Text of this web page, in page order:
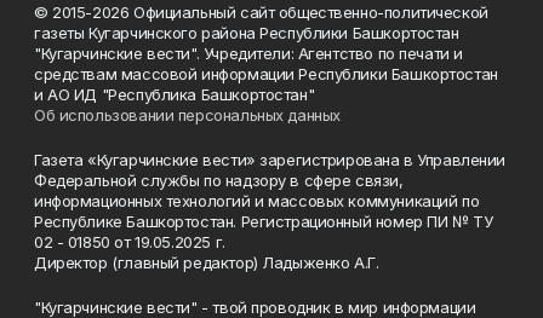
© 2015-2026 Официальный сайт общественно-политической
газеты Кугарчинского района Республики Башкортостан
"Кугарчинские вести". Учредители: Агентство по печати и
средствам массовой информации Республики Башкортостан
и АО ИД "Республика Башкортостан"
Об использовании персональных данных
Газета «Кугарчинские вести» зарегистрирована в Управлении
Федеральной службы по надзору в сфере связи,
информационных технологий и массовых коммуникаций по
Республике Башкортостан. Регистрационный номер ПИ № ТУ
02 - 01850 от 19.05.2025 г.
Директор (главный редактор) Ладыженко А.Г.
"Кугарчинские вести" - твой проводник в мир информации